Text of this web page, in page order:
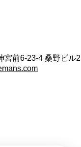
宮前6-23-4 桑野ビル2